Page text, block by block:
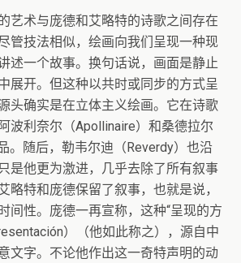
艺术与庞德和艾略特的诗歌之间存在
管技法相似，绘画向我们呈现一种现
述一个故事。换句话说，画面是静止
展开。但这种以共时或同步的方式呈
头确实是在立体主义绘画。它在诗歌
波利奈尔（Apollinaire）和桑德拉尔
。随后，勒韦尔迪（Reverdy）也沿
是他更为激进，几乎去除了所有叙事
略特和庞德保留了叙事，也就是说，
间性。庞德一再宣称，这种“呈现的方
）（他如此称之），源自中
文字。不论他作出这一奇特声明的动